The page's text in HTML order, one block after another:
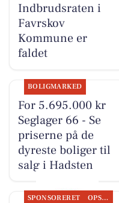
Indbrudsraten i
Favrskov
Kommune er
faldet
BOLIGMARKED
For 5.695.000 kr
Seglager 66 - Se
priserne på de
dyreste boliger til
salg i Hadsten
SPONSORERET OPSLAGSTAVLEN